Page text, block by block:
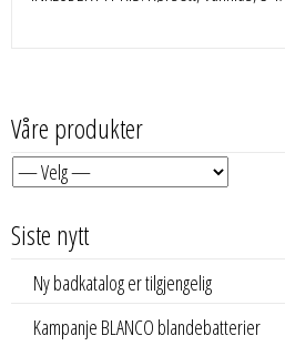
Våre produkter
Siste nytt
Ny badkatalog er tilgjengelig
Kampanje BLANCO blandebatterier